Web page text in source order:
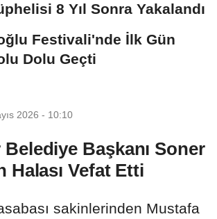
8 Yıl Sonra Yakalandı
Festivali'nde İlk Gün
Dolu Geçti
2026 - 10:10
Başkanı Soner
Halası Vefat Etti
sakinlerinden Mustafa